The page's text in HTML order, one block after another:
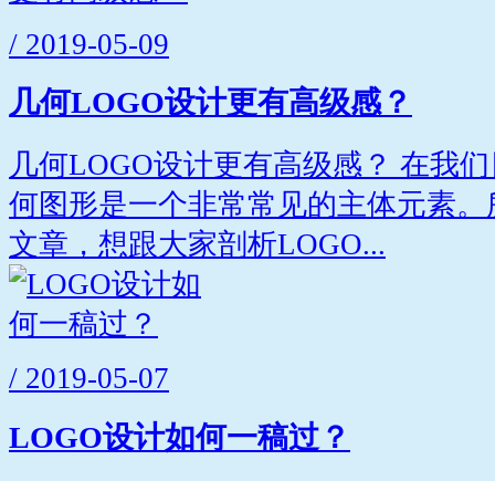
/ 2019-05-09
几何LOGO设计更有高级感？
几何LOGO设计更有高级感？ 在我
何图形是一个非常常见的主体元素
文章，想跟大家剖析LOGO...
/ 2019-05-07
LOGO设计如何一稿过？